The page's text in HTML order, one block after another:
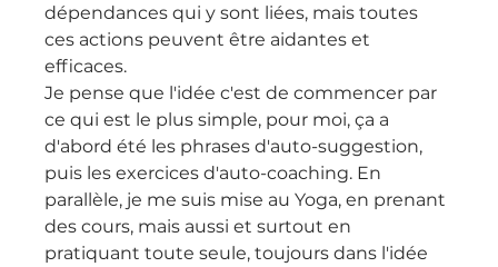
dépendances qui y sont liées, mais toutes
ces actions peuvent être aidantes et
efficaces.
Je pense que l'idée c'est de commencer par
ce qui est le plus simple, pour moi, ça a
d'abord été les phrases d'auto-suggestion,
puis les exercices d'auto-coaching. En
parallèle, je me suis mise au Yoga, en prenant
des cours, mais aussi et surtout en
pratiquant toute seule, toujours dans l'idée